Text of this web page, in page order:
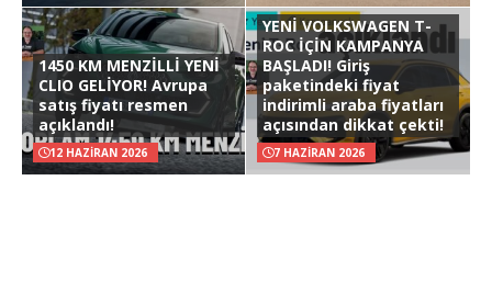
1450 KM MENZİLLİ YENİ
CLIO GELİYOR! Avrupa
satış fiyatı resmen
açıklandı!
12 HAZIRAN 2026
YENİ VOLKSWAGEN T-
ROC İÇİN KAMPANYA
BAŞLADI! Giriş
paketindeki fiyat
indirimli araba fiyatları
açısından dikkat çekti!
7 HAZIRAN 2026